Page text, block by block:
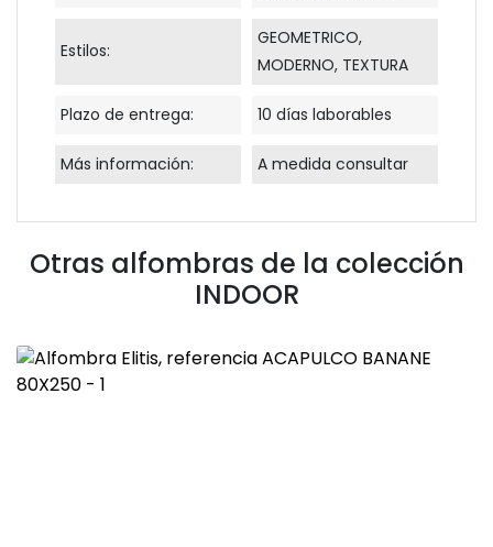
Estilos:
GEOMETRICO,
MODERNO, TEXTURA
Plazo de entrega: 10 días laborables
Más información: A medida consultar
Otras alfombras de la colección
INDOOR